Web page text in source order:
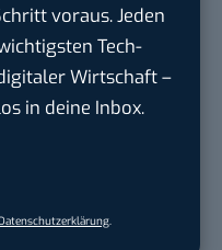
voraus. Jeden
Tech-
Wirtschaft –
in deine Inbox.
Creator (m/w/d)
in Düsseldorf
inEschborn